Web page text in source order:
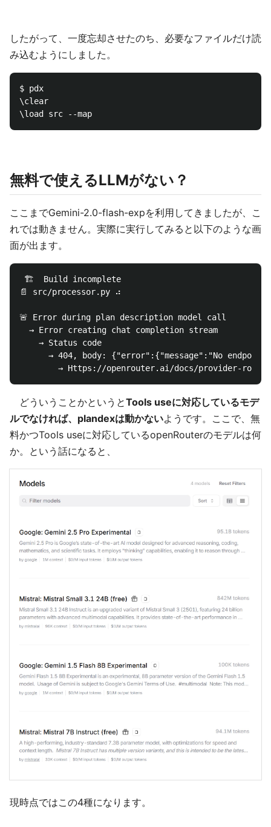
したがって、一度忘却させたのち、必要なファイルだけ読
み込むようにしました。
$ pdx
\clear
無料で使えるLLMがない？
ここまでGemini-2.0-flash-expを利用してきましたが、こ
れでは動きません。実際に実行してみると以下のような画
面が出ます。
🏗  Build incomplete
📄 src/processor.py ⠴
🚨 Error during plan description model call
  → Error creating chat completion stream
    → Status code
→ 404, body: {"error":{"message":"No
どういうことかというとTools useに対応しているモデ
ルでなければ、plandexは動かないようです。ここで、無
料かつTools useに対応しているopenRouterのモデルは何
か。という話になると、
現時点ではこの4種になります。